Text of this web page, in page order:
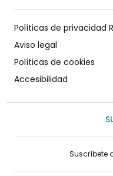
Políticas de privacidad
Aviso legal
Políticas de cookies
Accesibilidad
Suscríbete